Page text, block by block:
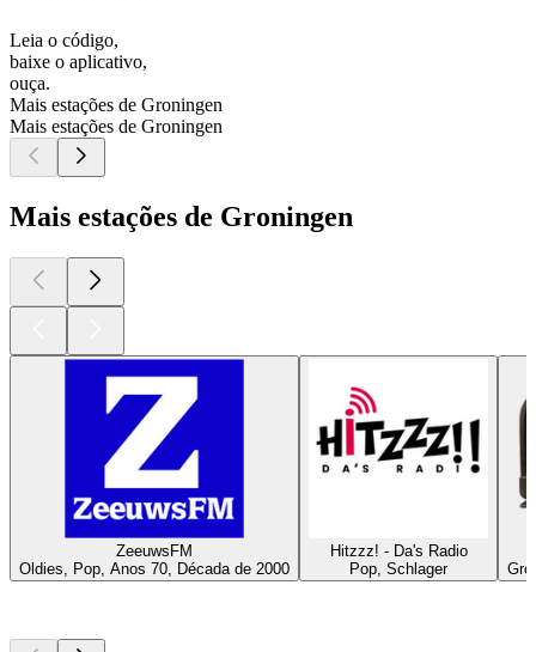
Leia o código,
baixe o aplicativo,
ouça.
Mais estações de Groningen
Mais estações de Groningen
Mais estações de Groningen
ZeeuwsFM
Oldies, Pop, Anos 70, Década de 2000
Hitzzz! - Da's Radio
Pop, Schlager